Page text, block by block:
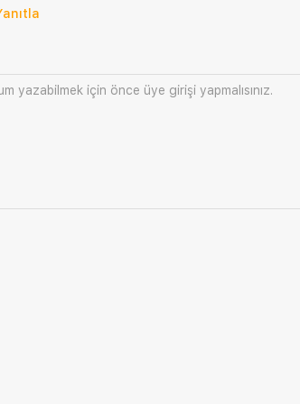
yazabilmek için önce üye girişi yapmalısınız.